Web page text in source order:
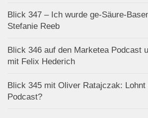
Blick 347 – Ich wurde ge-Säure-
Stefanie Reeb
Blick 346 auf den Marketea Podcast
mit Felix Hederich
Blick 345 mit Oliver Ratajczak: Lohnt
Podcast?